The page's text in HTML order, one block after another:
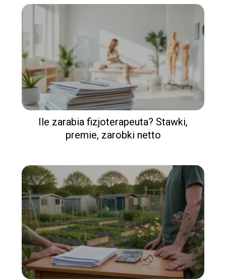
Ile zarabia fizjoterapeuta? Stawki,
premie, zarobki netto